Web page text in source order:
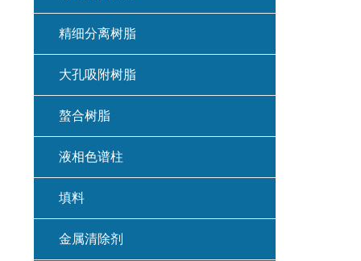
精细分离树脂
大孔吸附树脂
螯合树脂
液相色谱柱
填料
金属清除剂